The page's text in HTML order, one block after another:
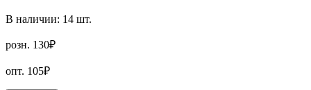
В наличии: 14 шт.
розн. 130₽
опт. 105₽